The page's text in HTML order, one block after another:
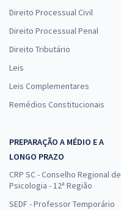
Direito Processual Civil
Direito Processual Penal
Direito Tributário
Leis
Leis Complementares
Remédios Constitucionais
PREPARAÇÃO A MÉDIO E A
LONGO PRAZO
CRP SC - Conselho Regional de
Psicologia - 12ª Região
SEDF - Professor Temporário